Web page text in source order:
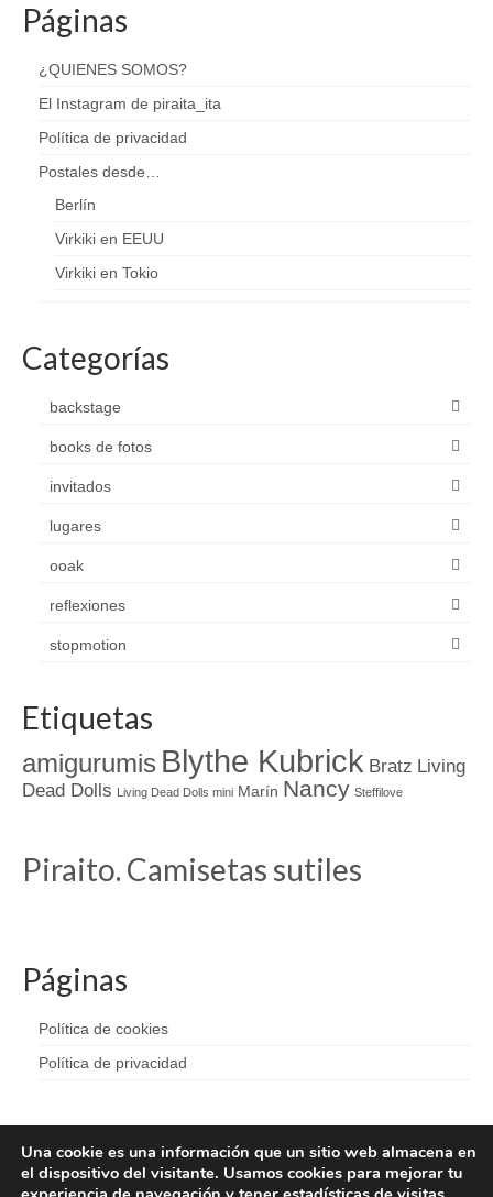
Páginas
¿QUIENES SOMOS?
El Instagram de piraita_ita
Política de privacidad
Postales desde…
Berlín
Virkiki en EEUU
Virkiki en Tokio
Categorías
backstage
books de fotos
invitados
lugares
ooak
reflexiones
stopmotion
Etiquetas
amigurumis Blythe Kubrick Bratz Living
Dead Dolls Living Dead Dolls mini Marín Nancy Steffilove
Piraito. Camisetas sutiles
Páginas
Política de cookies
Política de privacidad
Una cookie es una información que un sitio web almacena en
el dispositivo del visitante. Usamos cookies para mejorar tu